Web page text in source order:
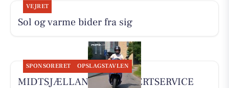
VEJRET
Sol og varme bider fra sig
SPONSORERET OPSLAGSTAVLEN
MIDTSJÆLLANDS KNALLERTSERVICE